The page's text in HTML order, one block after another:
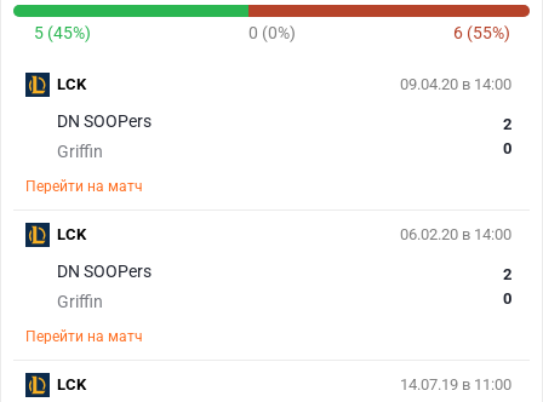
5 (45%) 0 (0%) 6 (55%)
09.04.20 в 14:00
DN SOOPers
Griffin
2
0
Перейти на матч
LCK
06.02.20 в 14:00
DN SOOPers
Griffin
2
0
Перейти на матч
LCK
14.07.19 в 11:00
LCK